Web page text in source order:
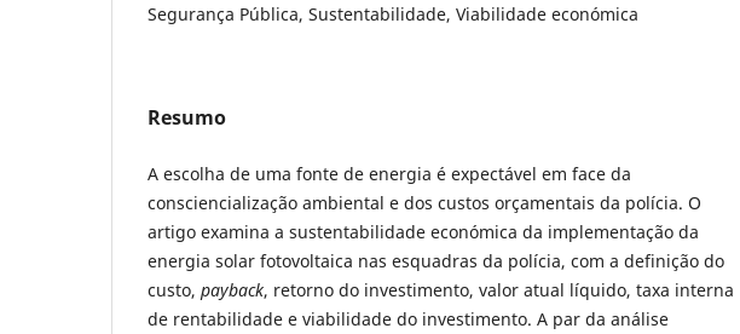
Segurança Pública, Sustentabilidade, Viabilidade económica
Resumo
A escolha de uma fonte de energia é expectável em face da
consciencialização ambiental e dos custos orçamentais da polícia. O
artigo examina a sustentabilidade económica da implementação da
energia solar fotovoltaica nas esquadras da polícia, com a definição do
custo, payback, retorno do investimento, valor atual líquido, taxa interna
de rentabilidade e viabilidade do investimento. A par da análise